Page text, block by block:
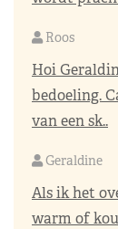
Roos
Hoi
bedoeling.
van een sk..
Geraldine
Als ik het
warm of